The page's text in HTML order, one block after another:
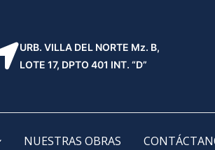
URB. VILLA DEL NORTE Mz. B,
LOTE 17, DPTO 401 INT. “D”
NUESTRAS OBRAS